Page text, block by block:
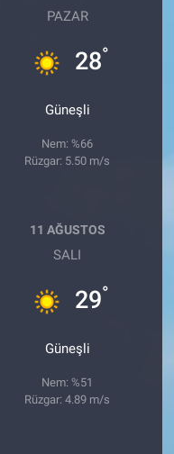
PAZAR
28°
Güneşli
Nem: %66
Rüzgar: 5.50 m/s
11 AĞUSTOS
SALI
29°
Güneşli
Nem: %51
Rüzgar: 4.89 m/s